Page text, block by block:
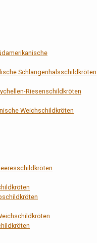
Schlangenhalsschildkröten
Riesenschildkröten
Weichschildkröten